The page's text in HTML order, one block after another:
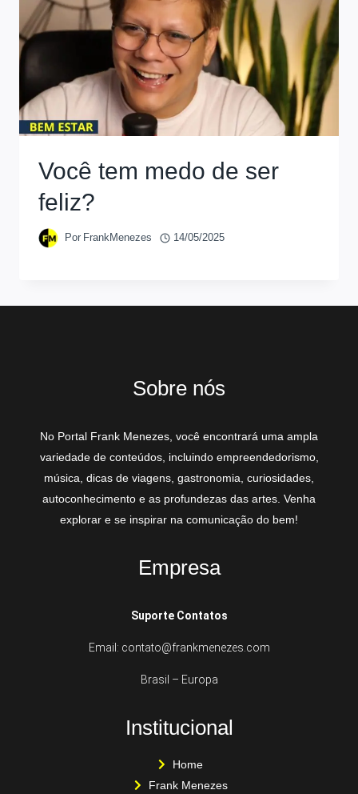
Você tem medo de ser
feliz?
Por FrankMenezes 14/05/2025
Sobre nós
No Portal Frank Menezes, você encontrará uma ampla
variedade de conteúdos, incluindo empreendedorismo,
música, dicas de viagens, gastronomia, curiosidades,
autoconhecimento e as profundezas das artes. Venha
explorar e se inspirar na comunicação do bem!
Empresa
Suporte Contatos
Email: contato@frankmenezes.com
Brasil – Europa
Institucional
Home
Frank Menezes